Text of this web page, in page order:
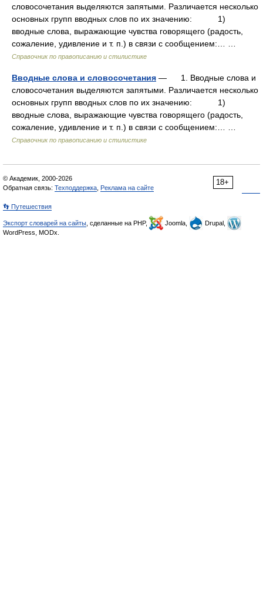
словосочетания выделяются запятыми. Различается несколько
основных групп вводных слов по их значению: 1)
вводные слова, выражающие чувства говорящего (радость,
сожаление, удивление и т. п.) в связи с сообщением:… …
Справочник по правописанию и стилистике
Вводные слова и словосочетания — 1. Вводные слова и
словосочетания выделяются запятыми. Различается несколько
основных групп вводных слов по их значению: 1)
вводные слова, выражающие чувства говорящего (радость,
сожаление, удивление и т. п.) в связи с сообщением:… …
Справочник по правописанию и стилистике
18+
© Академик, 2000-2026
Обратная связь: Техподдержка Реклама на сайте
👣 Путешествия
Экспорт словарей на сайты , сделанные на PHP, Joomla,
Drupal,
WordPress, MODx.